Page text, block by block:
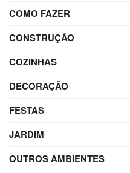
COMO FAZER
CONSTRUÇÃO
COZINHAS
DECORAÇÃO
FESTAS
JARDIM
OUTROS AMBIENTES